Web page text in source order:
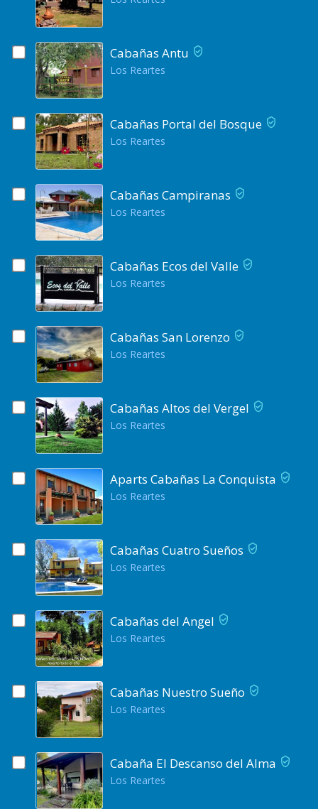
Cabañas Antu
Los Reartes
Cabañas Portal del Bosque
Los Reartes
Cabañas Campiranas
Los Reartes
Cabañas Ecos del Valle
Los Reartes
Cabañas San Lorenzo
Los Reartes
Cabañas Altos del Vergel
Los Reartes
Aparts Cabañas La Conquista
Los Reartes
Cabañas Cuatro Sueños
Los Reartes
Cabañas del Angel
Los Reartes
Cabañas Nuestro Sueño
Los Reartes
Cabaña El Descanso del Alma
Los Reartes